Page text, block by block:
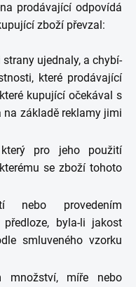
prodávající odpovídá
zboží převzal:
ujednaly, a chybí-
které prodávající
kupující očekával s
základě reklamy jimi
pro jeho použití
se zboží tohoto
nebo provedením
byla-li jakost
smluveného vzorku
množství, míře nebo